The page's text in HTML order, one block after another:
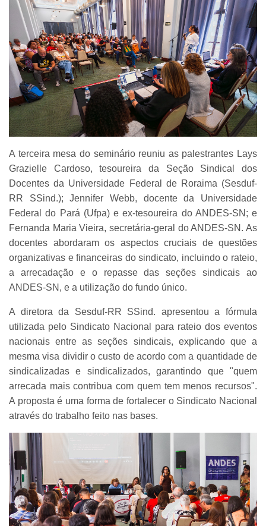
A terceira mesa do seminário reuniu as palestrantes Lays
Grazielle Cardoso, tesoureira da Seção Sindical dos
Docentes da Universidade Federal de Roraima (Sesduf-
RR SSind.); Jennifer Webb, docente da Universidade
Federal do Pará (Ufpa) e ex-tesoureira do ANDES-SN; e
Fernanda Maria Vieira, secretária-geral do ANDES-SN. As
docentes abordaram os aspectos cruciais de questões
organizativas e financeiras do sindicato, incluindo o rateio,
a arrecadação e o repasse das seções sindicais ao
ANDES-SN, e a utilização do fundo único.
A diretora da Sesduf-RR SSind. apresentou a fórmula
utilizada pelo Sindicato Nacional para rateio dos eventos
nacionais entre as seções sindicais, explicando que a
mesma visa dividir o custo de acordo com a quantidade de
sindicalizadas e sindicalizados, garantindo que "quem
arrecada mais contribua com quem tem menos recursos".
A proposta é uma forma de fortalecer o Sindicato Nacional
através do trabalho feito nas bases.